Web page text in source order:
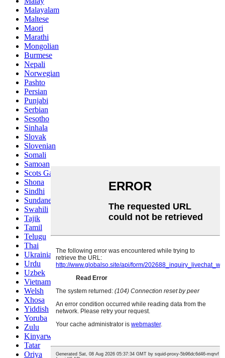
Malayalam
Maltese
Maori
Marathi
Mongolian
Burmese
Nepali
Norwegian
Pashto
Persian
Punjabi
Serbian
Sesotho
Sinhala
Slovak
Slovenian
Somali
Samoan
Scots Gaelic
Shona
Sindhi
Sundanese
Swahili
Tajik
Tamil
Telugu
Thai
Ukrainian
Urdu
Uzbek
Vietnamese
Welsh
Xhosa
Yiddish
Yoruba
Zulu
Kinyarwanda
Tatar
Oriya